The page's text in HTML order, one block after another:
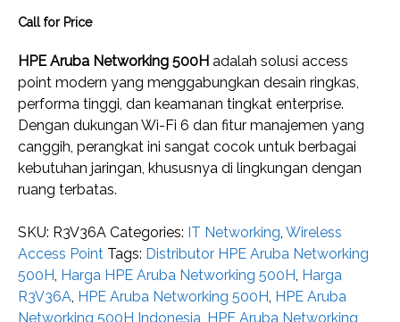
Call for Price
HPE Aruba Networking 500H adalah solusi access
point modern yang menggabungkan desain ringkas,
performa tinggi, dan keamanan tingkat enterprise.
Dengan dukungan Wi-Fi 6 dan fitur manajemen yang
canggih, perangkat ini sangat cocok untuk berbagai
kebutuhan jaringan, khususnya di lingkungan dengan
ruang terbatas.
SKU: R3V36A Categories: IT Networking, Wireless
Access Point Tags: Distributor HPE Aruba Networking
500H, Harga HPE Aruba Networking 500H, Harga
R3V36A, HPE Aruba Networking 500H, HPE Aruba
Networking 500H Indonesia, HPE Aruba Networking